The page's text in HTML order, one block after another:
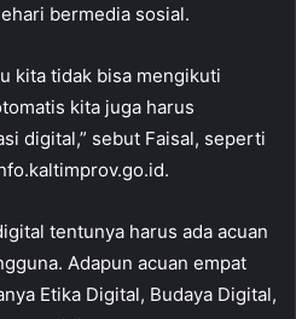
bermedia sosial.
kita tidak bisa mengikuti
kita juga harus
digital,” sebut Faisal, seperti
tentunya harus ada acuan
Adapun acuan empat
Etika Digital, Budaya Digital,